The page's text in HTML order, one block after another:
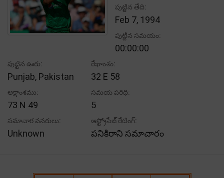
పుట్టిన తేది:
Feb 7, 1994
పుట్టిన సమయం:
00:00:00
పుట్టిన ఊరు:
Punjab, Pakistan
రేఖాంశం:
32 E 58
అక్షాంశము:
73 N 49
సమయ పరిధి:
5
సమాచార వనరులు:
Unknown
ఆస్ట్రోసేజ్ రేటింగ్:
పనికిరాని సమాచారం